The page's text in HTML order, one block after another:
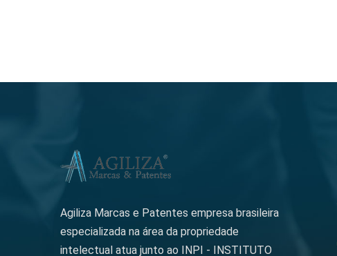
Agiliza Marcas e Patentes empresa brasileira
especializada na área da propriedade
intelectual atua junto ao INPI - INSTITUTO